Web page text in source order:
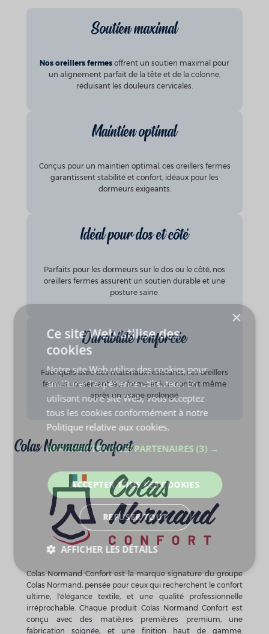
Soutien maximal
Nos oreillers fermes offrent un soutien maximal pour
un alignement parfait de la tête et de la colonne,
réduisant les douleurs cervicales.
Maintien optimal
Conçus pour un maintien optimal, ces oreillers fermes
garantissent stabilité et confort, idéaux pour les
dormeurs exigeants.
Idéal pour dos et côté
Parfaits pour les dormeurs sur le dos ou le côté, nos
oreillers fermes assurent un soutien durable et une
posture saine.
Durabilité renforcée
Fabriqués avec des matériaux résistants, ces oreillers
fermes conservent leur forme et leur confort même
après un usage prolongé.
Colas Normand Confort
Colas Normand Confort est la marque signature du groupe
Colas Normand, pensée pour ceux qui recherchent le confort
ultime, l'élégance textile, et une qualité professionnelle
irréprochable. Chaque produit Colas Normand Confort est
conçu avec des matiè;res premiè;res premium, une
fabrication soignée, et une finition haut de gamme.